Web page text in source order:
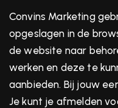
Convins Marketing
opgeslagen in de
de website naar
werken en deze te
aanbieden. Bij jouw
Je kunt je afmelden